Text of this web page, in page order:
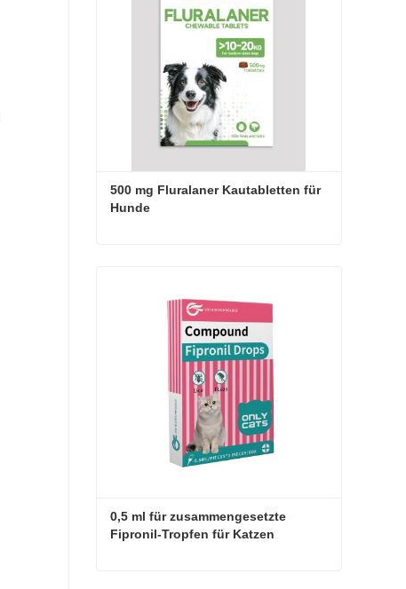
500 mg Fluralaner Kautabletten für
Hunde
Jetzt Kontakt aufnehmen
0,5 ml für zusammengesetzte
Fipronil-Tropfen für Katzen